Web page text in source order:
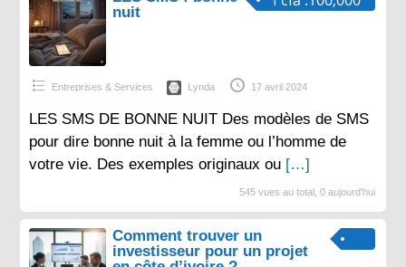
nuit
Entreprises & Services Lynda 17 avril 2024
LES SMS DE BONNE NUIT Des modèles de SMS
pour dire bonne nuit à la femme ou l’homme de
votre vie. Des exemples originaux ou […]
545 vues au total, 0 aujourd'hui
Comment trouver un
investisseur pour un projet